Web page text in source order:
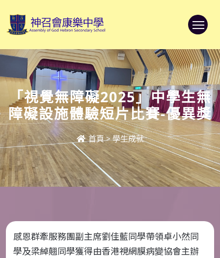
「視覺無障礙2025」中學生無
障礙設施體驗短片比賽-優異獎
首頁>學生成就
感恩群牽服務團副主席劉佳藍同學帶領卓小然同
學及梁綽翹同學獲得由香港視網膜病變協會主辦